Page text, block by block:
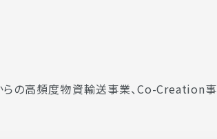
らの高頻度物資輸送事業、Co-Creation事